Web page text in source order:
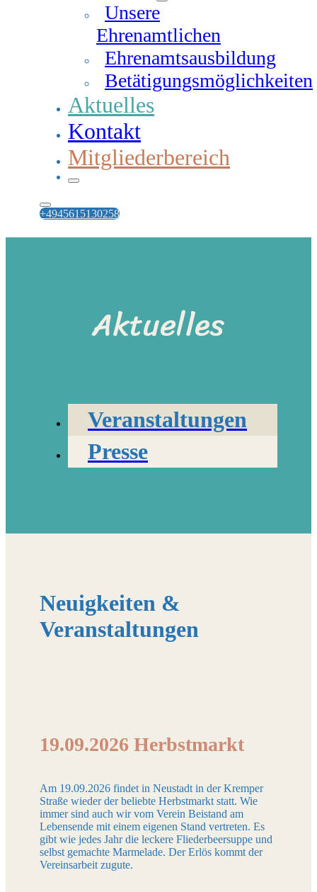
Unsere
Ehrenamtlichen
Ehrenamtsausbildung
Betätigungsmöglichkeiten
Aktuelles
Kontakt
Mitgliederbereich
+4945615130258
Veranstaltungen
Presse
Aktuelles
Neuigkeiten &
Veranstaltungen
19.09.2026 Herbstmarkt
Am 19.09.2026 findet in Neustadt in der Kremper
Straße wieder der beliebte Herbstmarkt statt. Wie
immer sind auch wir vom Verein Beistand am
Lebensende mit einem eigenen Stand vertreten. Es
gibt wie jedes Jahr die leckere Fliederbeersuppe und
selbst gemachte Marmelade. Der Erlös kommt der
Vereinsarbeit zugute.